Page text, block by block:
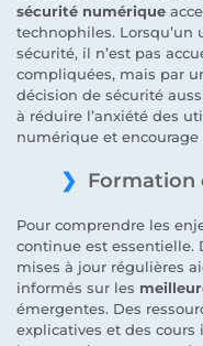
sécurité numérique
technophiles.
sécurité, il n’est pas
compliquées, mais par
décision de sécurité
à réduire l’anxiété des
numérique et
Formation
Pour comprendre les
continue est essentielle.
mises à jour régulières
informés sur les
émergentes. Des
explicatives et des